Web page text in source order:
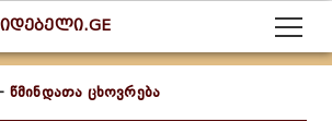
- წმინდათა ცხოვრება